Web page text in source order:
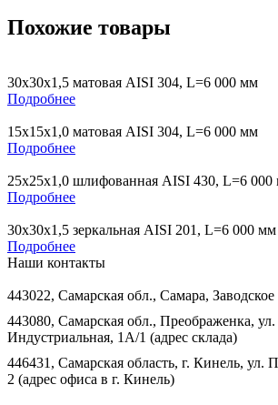
Похожие товары
30х30х1,5 матовая AISI 304, L=6 000 мм
Подробнее
15х15х1,0 матовая AISI 304, L=6 000 мм
Подробнее
25х25х1,0 шлифованная AISI 430, L=6 000
Подробнее
30х30х1,5 зеркальная AISI 201, L=6 000 мм
Подробнее
Наши контакты
443022, Самарская обл., Самара, Заводское
443080, Самарская обл., Преображенка, ул.
Индустриальная, 1А/1 (адрес склада)
446431, Самарская область, г. Кинель, ул.
2 (адрес офиса в г. Кинель)